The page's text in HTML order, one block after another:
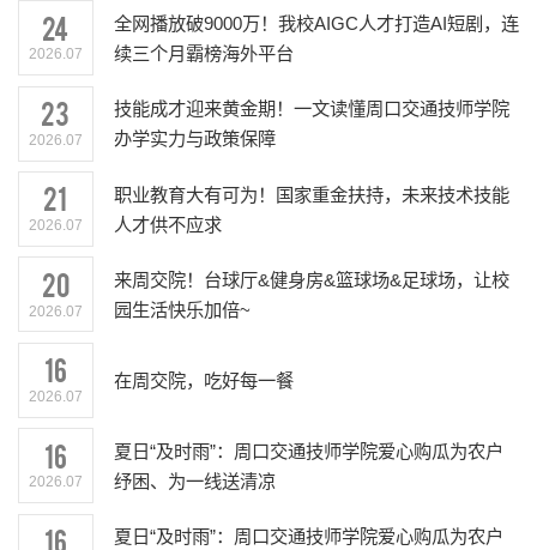
24
2026.07
全网播放破9000万！我校AIGC人才打造AI短剧，连
续三个月霸榜海外平台
23
2026.07
技能成才迎来黄金期！一文读懂周口交通技师学院
办学实力与政策保障
21
2026.07
职业教育大有可为！国家重金扶持，未来技术技能
人才供不应求
20
2026.07
来周交院！台球厅&健身房&篮球场&足球场，让校
园生活快乐加倍~
16
2026.07
在周交院，吃好每一餐
16
2026.07
夏日“及时雨”：周口交通技师学院爱心购瓜为农户
纾困、为一线送清凉
16 夏日“及时雨”：周口交通技师学院爱心购瓜为农户